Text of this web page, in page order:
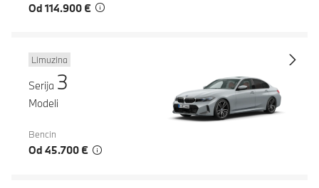
Od 114.900 €
Limuzina
Serija 3
Modeli
Bencin
Od 45.700 €